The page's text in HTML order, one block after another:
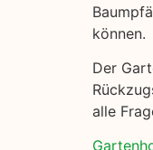
können.
Der
alle